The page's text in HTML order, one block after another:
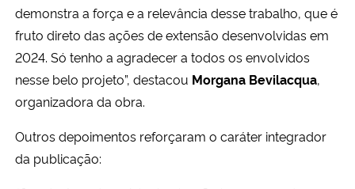
demonstra a força e a relevância desse trabalho, que é
fruto direto das ações de extensão desenvolvidas em
2024. Só tenho a agradecer a todos os envolvidos
nesse belo projeto”, destacou Morgana Bevilacqua,
organizadora da obra.
Outros depoimentos reforçaram o caráter integrador
da publicação: